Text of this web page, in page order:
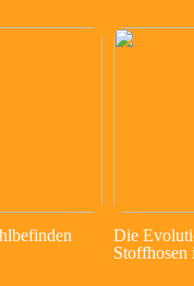
Die
Stoffhosen